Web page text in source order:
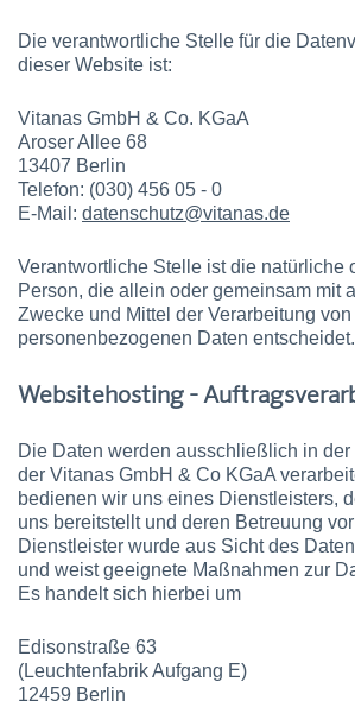
Die verantwortliche Stelle für die
dieser Website ist:
Vitanas GmbH & Co. KGaA
Aroser Allee 68
13407 Berlin
Telefon: (030) 456 05 - 0
E-Mail: datenschutz@vitanas.de
Verantwortliche Stelle ist die natürliche
Person, die allein oder gemeinsam mit
Zwecke und Mittel der Verarbeitung von
personenbezogenen Daten entscheidet.
Websitehosting -
Die Daten werden ausschließlich in
der Vitanas GmbH & Co KGaA
bedienen wir uns eines Dienstleisters,
uns bereitstellt und deren Betreuung
Dienstleister wurde aus Sicht des
und weist geeignete Maßnahmen zur
Es handelt sich hierbei um
Edisonstraße 63
(Leuchtenfabrik Aufgang E)
12459 Berlin